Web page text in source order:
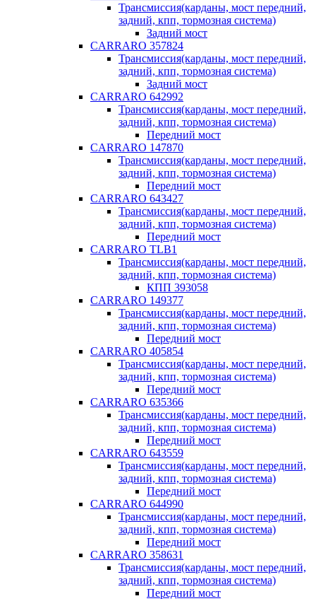
Трансмиссия(карданы, мост передний,
задний, кпп, тормозная система)
Задний мост
CARRARO 357824
Трансмиссия(карданы, мост передний,
задний, кпп, тормозная система)
Задний мост
CARRARO 642992
Трансмиссия(карданы, мост передний,
задний, кпп, тормозная система)
Передний мост
CARRARO 147870
Трансмиссия(карданы, мост передний,
задний, кпп, тормозная система)
Передний мост
CARRARO 643427
Трансмиссия(карданы, мост передний,
задний, кпп, тормозная система)
Передний мост
CARRARO TLB1
Трансмиссия(карданы, мост передний,
задний, кпп, тормозная система)
КПП 393058
CARRARO 149377
Трансмиссия(карданы, мост передний,
задний, кпп, тормозная система)
Передний мост
CARRARO 405854
Трансмиссия(карданы, мост передний,
задний, кпп, тормозная система)
Передний мост
CARRARO 635366
Трансмиссия(карданы, мост передний,
задний, кпп, тормозная система)
Передний мост
CARRARO 643559
Трансмиссия(карданы, мост передний,
задний, кпп, тормозная система)
Передний мост
CARRARO 644990
Трансмиссия(карданы, мост передний,
задний, кпп, тормозная система)
Передний мост
CARRARO 358631
Трансмиссия(карданы, мост передний,
задний, кпп, тормозная система)
Передний мост